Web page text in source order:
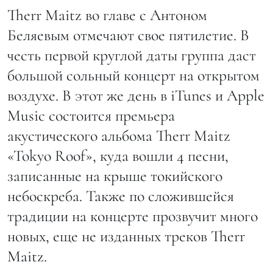
Therr Maitz во главе с Антоном
Беляевым отмечают свое пятилетие. В
честь первой круглой даты группа даст
большой сольный концерт на открытом
воздухе. В этот же день в iTunes и Apple
Music состоится премьера
акустического альбома Therr Maitz
«Tokyo Roof», куда вошли 4 песни,
записанные на крыше токийского
небоскреба. Также по сложившейся
традиции на концерте прозвучит много
новых, еще не изданных треков Therr
Maitz.